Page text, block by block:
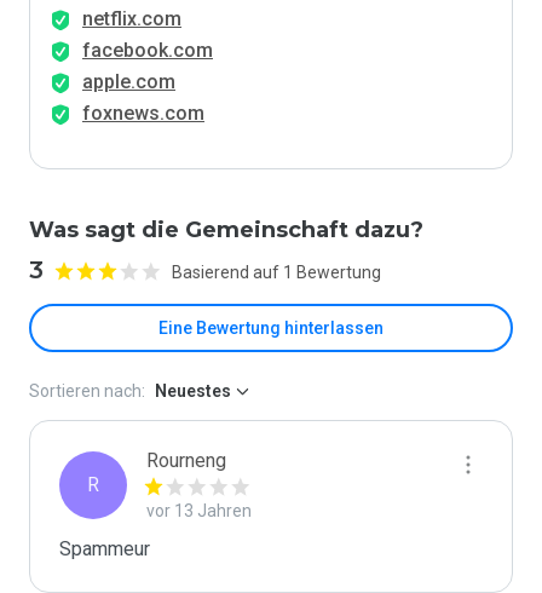
netflix.com
facebook.com
apple.com
foxnews.com
Was sagt die Gemeinschaft dazu?
3 Basierend auf 1 Bewertung
Eine Bewertung hinterlassen
Sortieren nach: Neuestes
R
Rourneng
vor 13 Jahren
Spammeur